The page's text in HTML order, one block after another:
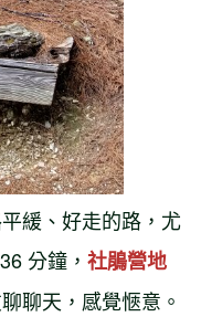
緩、好走的路，尤
分鐘， 社鵑營地
聊天，感覺愜意。